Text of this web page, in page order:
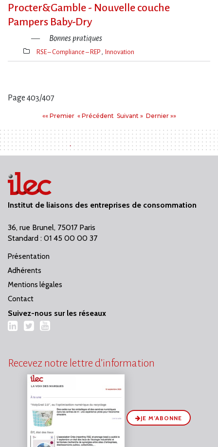
Procter&Gamble - Nouvelle couche
Pampers Baby-Dry
Bonnes pratiques
Thèmes(s)
RSE – Compliance – REP Innovation
Page 403/407
«« PremierPremier
« PrécédentPrécédent
Suivant
Suivant » Dernier
Dernier »»
Institut de liaisons des entreprises de consommation
36, rue Brunel, 75017 Paris
Standard : 01 45 00 00 37
Présentation
Adhérents
Mentions légales
Contact
Suivez-nous sur les réseaux
LinkedIn
TwitterYouTube
Recevez notre lettre d’information
JE M’ABONNE